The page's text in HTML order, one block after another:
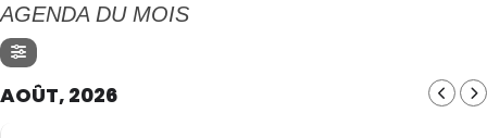
AGENDA DU MOIS
AOÛT, 2026